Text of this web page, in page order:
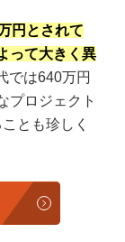
円とされて
って大きく異
では640万円
プロジェクト
とも珍しく